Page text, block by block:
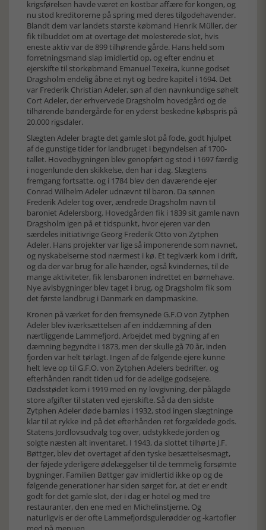
krigsførelsen havde været en kostbar affære for kongen, og
nu stod kreditorerne på spring med deres tilgodehavender.
Blandt dem var landets største købmand Henrik Müller, der
fik tilbuddet om at overtage det molesterede slot, hvis
eneste aktiv var de 899 tilhørende gårde. Hans held som
forretningsmand slap imidlertid op, og efter endnu et
ejerskifte til storkøbmand Emanuel Texeira, kunne godset
Dragsholm endelig åbne et nyt og bedre kapitel i 1694. Det
var Frederik Christian Adeler, søn af den navnkundige søhelt
Cort Adeler, der erhvervede Dragsholm hovedgård og de
tilhørende bøndergårde for en yderst beskedne købspris på
20.000 rigsdaler.
Slægten Adeler bragte det gamle slot på fode, godt hjulpet
af de gunstige tider for landbruget i begyndelsen af 1700-
tallet. Hovedbygningen blev genopført og stod i 1697 færdig
i nogenlunde den skikkelse, den har i dag. Slægtens
fremgang fortsatte, og i 1784 blev den daværende ejer
Conrad Wilhelm Adeler udnævnt til baron. Da sønnen
Frederik Adeler tog over, ændrede Dragsholm navn til
baroniet Adelersborg. Hovedgården fik i 1839 sit gamle navn
Dragsholm igen på et tidspunkt, hvor ejeren var den
særdeles initiativrige Georg Frederik Otto von Zytphen
Adeler. Hans projekter var lige så imponerende som navnet,
og nyskabelserne stod nærmest i kø. Et teglværk kom i drift,
og da der var brug for alle hænder, også kvindernes, til de
mange aktiviteter, fik lensbaronen indrettet en børnehave.
Nye avlsbygninger blev taget i brug, og Dragsholm fik som
det første landbrug i Danmark en dampmaskine.
Kronen på værket for den fremsynede G.F.O von Zytphen
Adeler blev iværksættelsen af en inddæmning af den
nærtliggende Lammefjord. Arbejdet med bygning af en
dæmning begyndte i 1873, men der skulle gå 70 år, inden
fjorden var helt tørlagt. Ingen af de følgende ejere kunne
helt leve op til G.F.O. von Zytphen Adelers bedrifter, og
efterhånden randt tiden ud for de adelige godsejere.
Dødsstødet kom i 1919 med en ny lovgivning, der pålagde
store afgifter til staten ved ejerskifte. Så da den sidste
Zytphen Adeler døde barnløs i 1932, stod ingen slægtninge
klar til at rykke ind på det efterhånden ret forgældede gods.
Statens Jordlovsudvalg tog over, udstykkede jorden og
solgte næsten alt inventaret. I 1943, da slottet tilhørte J.F.
Bøttger, blev det overtaget af den tyske besættelsesmagt,
der føjede yderligere ødelæggelser til de temmelig forsømte
bygninger. Familien Bøttger gav imidlertid ikke op og de
følgende generationer har siden sørget for, at det er endt
godt for det gamle slot, der i dag er hotel og med tre
restauranter, den ene med en Michelinstjerne. Og
naturligvis er der ofte Lammefjordsgulerødder og -kartofler